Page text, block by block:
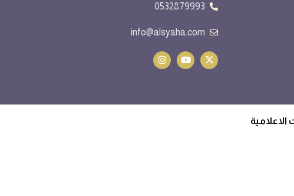
0532879993
info@alsyaha.com